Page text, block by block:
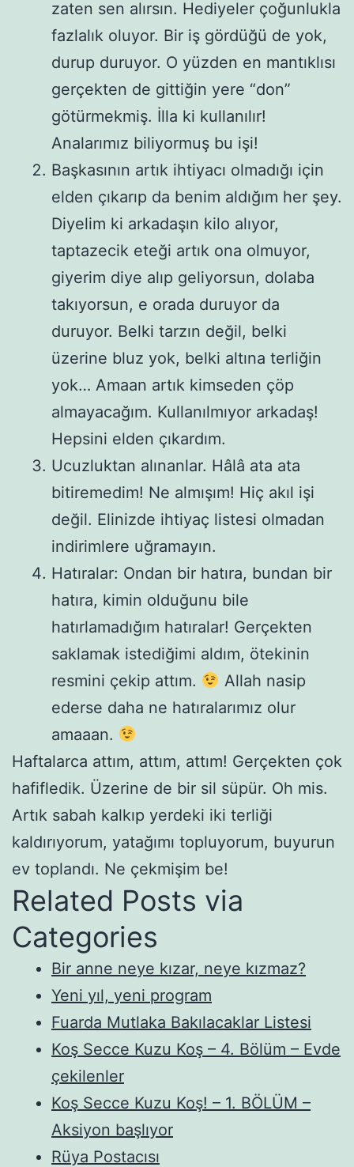
zaten sen alırsın. Hediyeler çoğunlukla
fazlalık oluyor. Bir iş gördüğü de yok,
durup duruyor. O yüzden en mantıklısı
gerçekten de gittiğin yere “don”
götürmekmiş. İlla ki kullanılır!
Analarımız biliyormuş bu işi!
Başkasının artık ihtiyacı olmadığı için
elden çıkarıp da benim aldığım her şey.
Diyelim ki arkadaşın kilo alıyor,
taptazecik eteği artık ona olmuyor,
giyerim diye alıp geliyorsun, dolaba
takıyorsun, e orada duruyor da
duruyor. Belki tarzın değil, belki
üzerine bluz yok, belki altına terliğin
yok… Amaan artık kimseden çöp
almayacağım. Kullanılmıyor arkadaş!
Hepsini elden çıkardım.
Ucuzluktan alınanlar. Hâlâ ata ata
bitiremedim! Ne almışım! Hiç akıl işi
değil. Elinizde ihtiyaç listesi olmadan
indirimlere uğramayın.
Hatıralar: Ondan bir hatıra, bundan bir
hatıra, kimin olduğunu bile
hatırlamadığım hatıralar! Gerçekten
saklamak istediğimi aldım, ötekinin
resmini çekip attım.
Allah nasip
ederse daha ne hatıralarımız olur
amaaan.
Haftalarca attım, attım, attım! Gerçekten çok
hafifledik. Üzerine de bir sil süpür. Oh mis.
Artık sabah kalkıp yerdeki iki terliği
kaldırıyorum, yatağımı topluyorum, buyurun
ev toplandı. Ne çekmişim be!
Related Posts via
Categories
Bir anne neye kızar, neye kızmaz?
Yeni yıl, yeni program
Fuarda Mutlaka Bakılacaklar Listesi
Koş Secce Kuzu Koş – 4. Bölüm – Evde
çekilenler
Koş Secce Kuzu Koş! – 1. BÖLÜM –
Aksiyon başlıyor
Rüya Postacısı